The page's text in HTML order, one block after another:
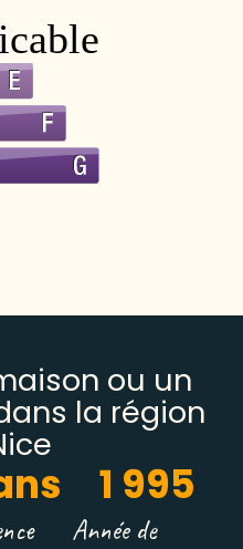
ou un
la région
Année de
1 995